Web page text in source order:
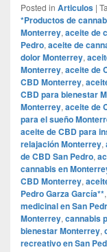
Posted in Articulos |
*Productos de
Monterrey, aceite de
Pedro, aceite de
dolor Monterrey,
Monterrey, aceite de
CBD Monterrey,
CBD para bienestar
Monterrey, aceite de
para el sueño
aceite de CBD para
relajación Monterrey,
de CBD San Pedro,
cannabis en
CBD Monterrey,
Pedro Garza García**,
medicinal en San
Monterrey, cannabis
bienestar Monterrey,
recreativo en San